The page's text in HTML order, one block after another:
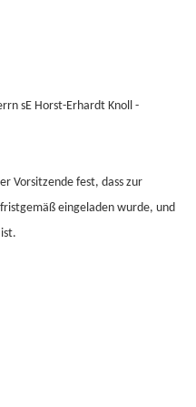
sE Horst-Erhardt Knoll -
Vorsitzende fest, dass zur
eingeladen wurde, und